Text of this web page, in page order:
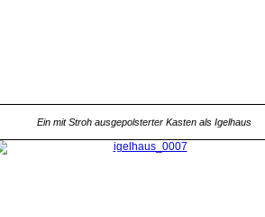
Ein mit Stroh ausgepolsterter Kasten als Igelhaus